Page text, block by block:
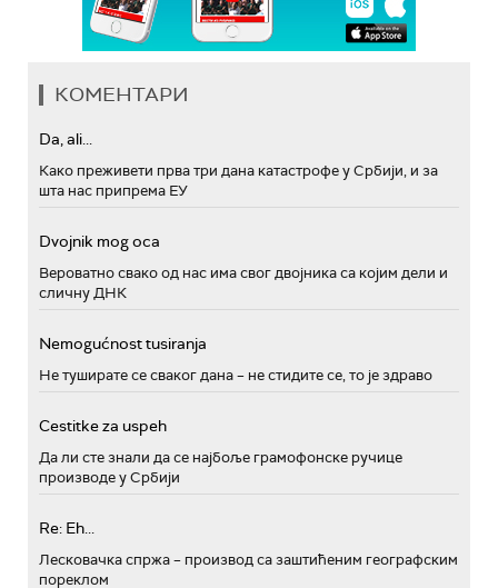
КОМЕНТАРИ
Da, ali...
Како преживети прва три дана катастрофе у Србији, и за
шта нас припрема ЕУ
Dvojnik mog oca
Вероватно свако од нас има свог двојника са којим дели и
сличну ДНК
Nemogućnost tusiranja
Не туширате се сваког дана – не стидите се, то је здраво
Cestitke za uspeh
Да ли сте знали да се најбоље грамофонске ручице
производе у Србији
Re: Eh...
Лесковачка спржа – производ са заштићеним географским
пореклом